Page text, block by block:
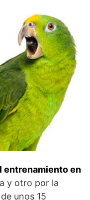
entrenamiento en
y otro por la
unos 15